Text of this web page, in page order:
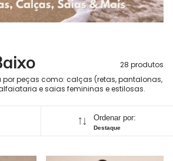
28 produtos
por peças como: calças (retas, pantalonas,
e saias femininas e estilosas.
Ordenar por:
Destaque